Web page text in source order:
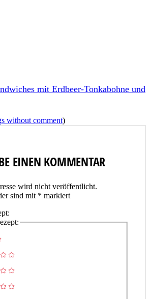
mit Erdbeer-Tonkabohne und
without comment)
EINEN KOMMENTAR
wird nicht veröffentlicht.
sind mit * markiert